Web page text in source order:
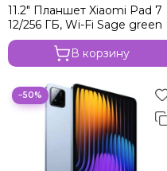
11.2" Планшет Xiaomi Pad 7
12/256 ГБ, Wi-Fi Sage green
В корзину
−50%